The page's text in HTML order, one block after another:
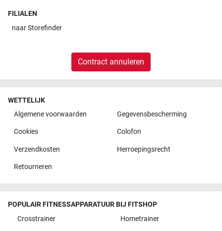
FILIALEN
naarStorefinder
Contract annuleren
WETTELIJK
Algemene voorwaarden
Gegevensbescherming
Cookies Colofon
Verzendkosten Herroepingsrecht
Retourneren
POPULAIR FITNESSAPPARATUUR BIJ FITSHOP
Crosstrainer
Hometrainer